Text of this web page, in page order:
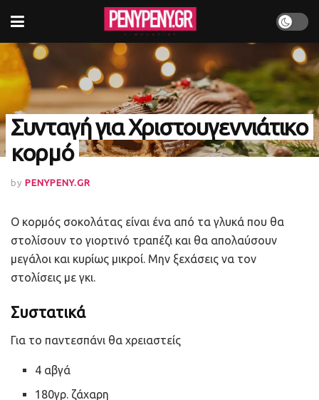
Συνταγή για Χριστουγεννιάτικο
κορμό
by PENYPENY.GR
Ο κορμός σοκολάτας είναι ένα από τα γλυκά που θα
στολίσουν το γιορτινό τραπέζι και θα απολαύσουν
μεγάλοι και κυρίως μικροί. Μην ξεχάσεις να τον
στολίσεις με γκι.
Συστατικά
Για το παντεσπάνι θα χρειαστείς
4 αβγά
180γρ. ζάχαρη